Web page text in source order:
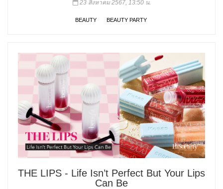
23 สิงหาคม 2567, 13:50 น.
BEAUTY BEAUTY PARTY
THE LIPS - Life Isn’t Perfect But Your Lips
Can Be